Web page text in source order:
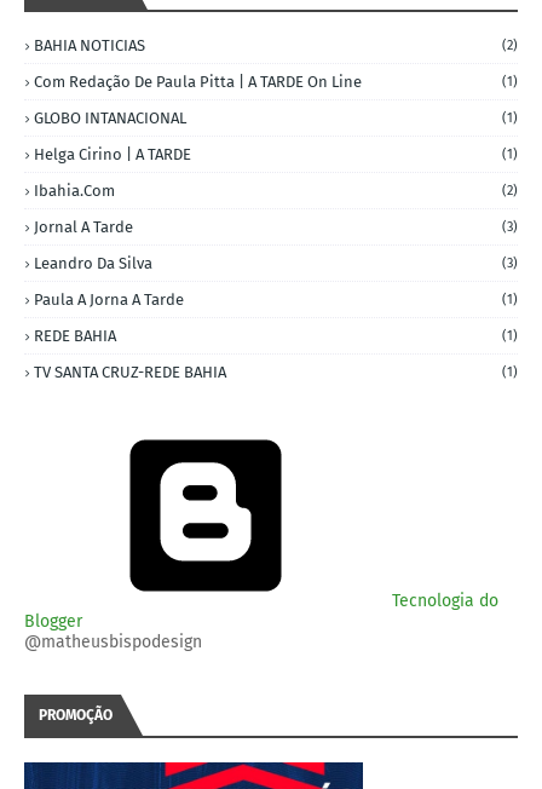
BAHIA NOTICIAS (2)
Com Redação De Paula Pitta | A TARDE On Line (1)
GLOBO INTANACIONAL (1)
Helga Cirino | A TARDE (1)
Ibahia.com (2)
Jornal A Tarde (3)
Leandro Da Silva (3)
Paula A Jorna A Tarde (1)
REDE BAHIA (1)
TV SANTA CRUZ-REDE BAHIA (1)
Tecnologia do
Blogger
@matheusbispodesign
PROMOÇÃO